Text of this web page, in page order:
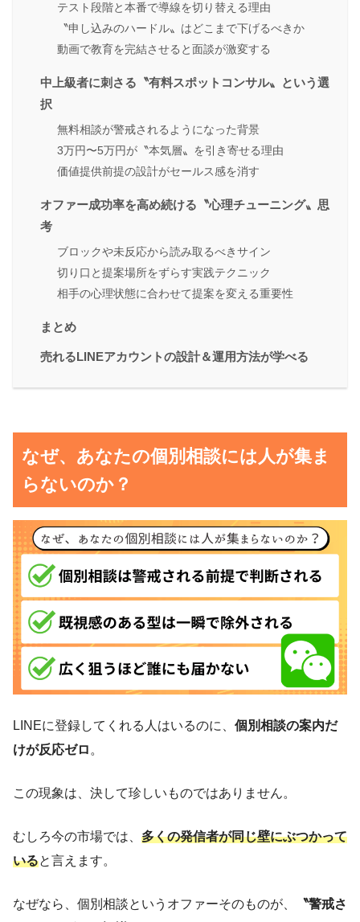
テスト段階と本番で導線を切り替える理由
〝申し込みのハードル〟はどこまで下げるべきか
動画で教育を完結させると面談が激変する
中上級者に刺さる〝有料スポットコンサル〟という選
択
無料相談が警戒されるようになった背景
3万円〜5万円が〝本気層〟を引き寄せる理由
価値提供前提の設計がセールス感を消す
オファー成功率を高め続ける〝心理チューニング〟思
考
ブロックや未反応から読み取るべきサイン
切り口と提案場所をずらす実践テクニック
相手の心理状態に合わせて提案を変える重要性
まとめ
売れるLINEアカウントの設計＆運用方法が学べる
なぜ、あなたの個別相談には人が集ま
らないのか？
LINEに登録してくれる人はいるのに、 個別相談の案内だ
けが反応ゼロ 。
この現象は、決して珍しいものではありません。
むしろ今の市場では、 多くの発信者が同じ壁にぶつかって
いると言えます。
なぜなら、個別相談というオファーそのものが、
〝警戒さ